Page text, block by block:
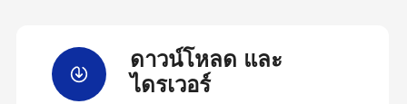
ดาวน์โหลด และ
ไดรเวอร์